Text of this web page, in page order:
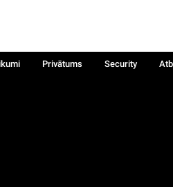
Privātums Security